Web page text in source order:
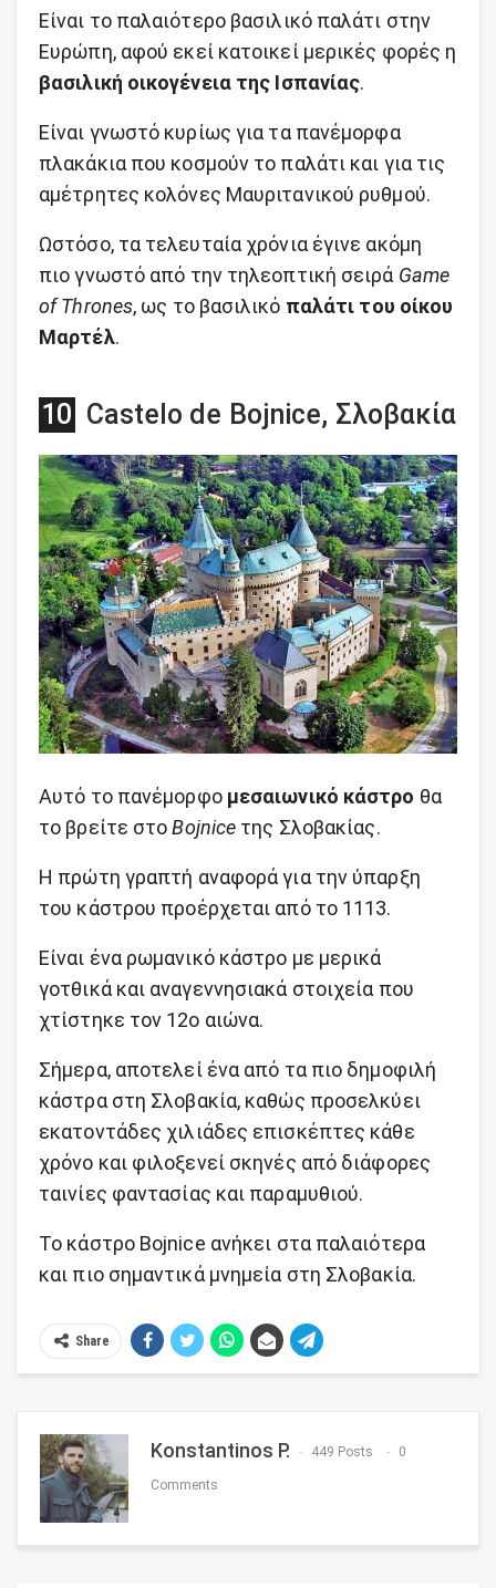
Είναι το παλαιότερο βασιλικό παλάτι στην
Ευρώπη, αφού εκεί κατοικεί μερικές φορές η
βασιλική οικογένεια της Ισπανίας.
Είναι γνωστό κυρίως για τα πανέμορφα
πλακάκια που κοσμούν το παλάτι και για τις
αμέτρητες κολόνες Μαυριτανικού ρυθμού.
Ωστόσο, τα τελευταία χρόνια έγινε ακόμη
πιο γνωστό από την τηλεοπτική σειρά Game
of Thrones, ως το βασιλικό παλάτι του οίκου
Μαρτέλ.
Castelo de Bojnice, Σλοβακία
Αυτό το πανέμορφο μεσαιωνικό κάστρο θα
το βρείτε στοBojnice της Σλοβακίας.
Η πρώτη γραπτή αναφορά για την ύπαρξη
του κάστρου προέρχεται από το 1113.
Είναι ένα ρωμανικό κάστρο με μερικά
γοτθικά και αναγεννησιακά στοιχεία που
χτίστηκε τον 12ο αιώνα.
Σήμερα, αποτελεί ένα από τα πιο δημοφιλή
κάστρα στη Σλοβακία, καθώς προσελκύει
εκατοντάδες χιλιάδες επισκέπτες κάθε
χρόνο και φιλοξενεί σκηνές από διάφορες
ταινίες φαντασίας και παραμυθιού.
Το κάστρο Bojnice ανήκει στα παλαιότερα
και πιο σημαντικά μνημεία στη Σλοβακία.
Share
Konstantinos P. 449 Posts 0
Comments